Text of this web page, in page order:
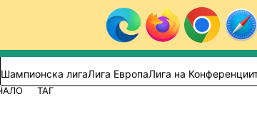
Към съдържанието
Търси в сайта
ВИДЕО
Шампионска лигаЛига ЕвропаЛига на
ТАГ